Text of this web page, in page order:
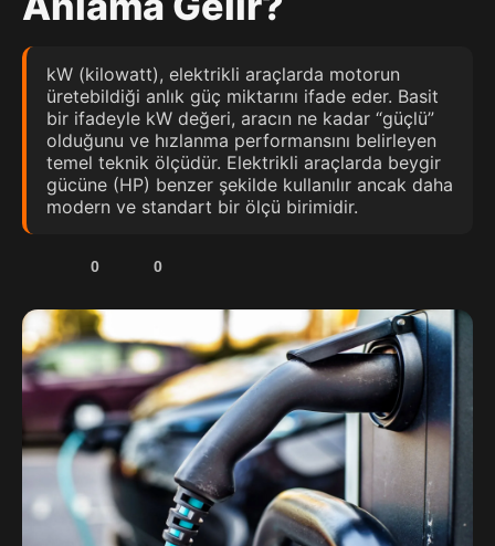
kW (kilowatt), elektrikli araçlarda motorun
üretebildiği anlık güç miktarını ifade eder. Basit
bir ifadeyle kW değeri, aracın ne kadar “güçlü”
olduğunu ve hızlanma performansını belirleyen
temel teknik ölçüdür. Elektrikli araçlarda beygir
gücüne (HP) benzer şekilde kullanılır ancak daha
modern ve standart bir ölçü birimidir.
0 0